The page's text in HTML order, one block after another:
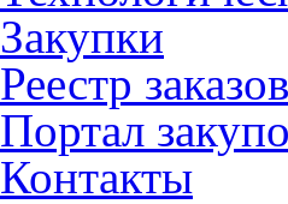
Закупки
Реестр заказов
Портал
Контакты